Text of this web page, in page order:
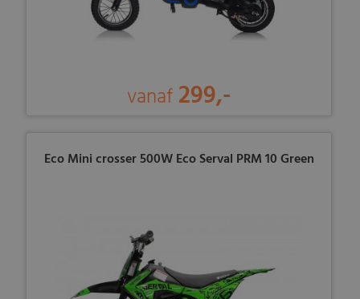
vanaf 299,-
Eco Mini crosser 500W Eco Serval PRM 10 Green